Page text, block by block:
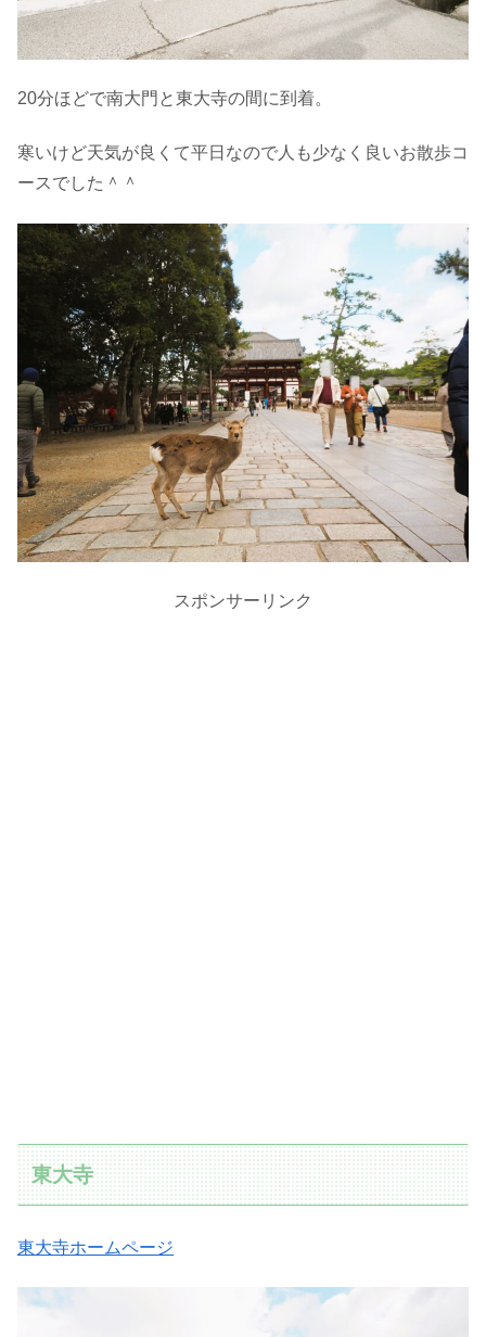
20分ほどで南大門と東大寺の間に到着。
寒いけど天気が良くて平日なので人も少なく良いお散歩コ
ースでした＾＾
スポンサーリンク
東大寺
東大寺ホームページ